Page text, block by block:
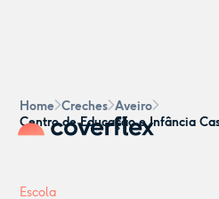
Home Creches Aveiro
Centro de Educação e Infância
Escola